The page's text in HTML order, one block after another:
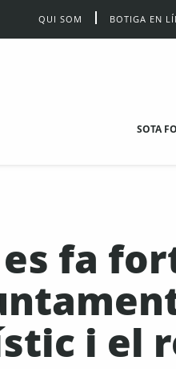
QUI SOM BOTIGA EN
SOTA
fa
i el